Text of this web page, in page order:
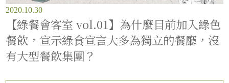
2020.10.30
【綠餐會客室 vol.01】為什麼目前加入綠色
餐飲，宣示綠食宣言大多為獨立的餐廳，沒
有大型餐飲集團？